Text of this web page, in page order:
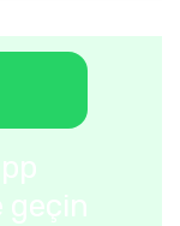
geçin